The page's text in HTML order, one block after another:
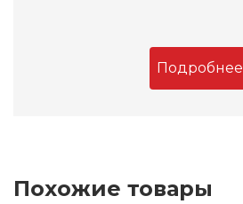
Подробнее
Похожие товары